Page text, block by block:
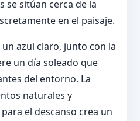
se sitúan cerca de la
en el paisaje.
azul claro, junto con la
un día soleado que
del entorno. La
naturales y
el descanso crea un